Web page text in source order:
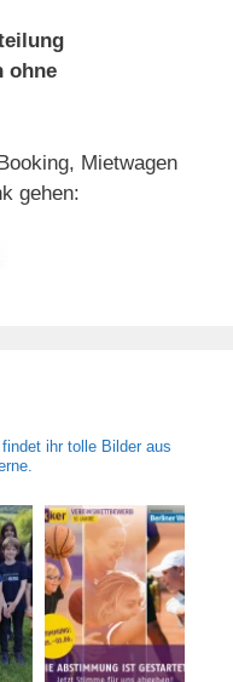
ohne
Mietwagen
gehen:
ihr tolle Bilder aus